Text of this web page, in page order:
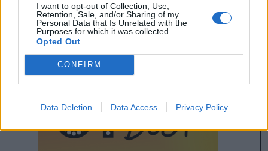
I want to opt-out of Collection, Use,
Retention, Sale, and/or Sharing of my
Personal Data that Is Unrelated with the
Purposes for which it was collected.
Opted Out
CONFIRM
Data Deletion Data Access Privacy Policy